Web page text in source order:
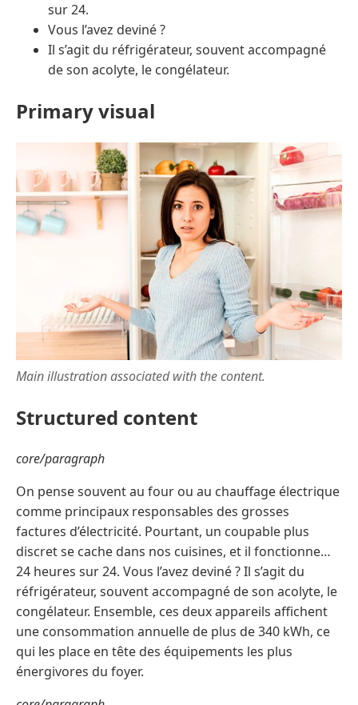
sur 24.
Vous l’avez deviné ?
Il s’agit du réfrigérateur, souvent accompagné
de son acolyte, le congélateur.
Primary visual
Main illustration associated with the content.
Structured content
core/paragraph
On pense souvent au four ou au chauffage électrique
comme principaux responsables des grosses
factures d’électricité. Pourtant, un coupable plus
discret se cache dans nos cuisines, et il fonctionne…
24 heures sur 24. Vous l’avez deviné ? Il s’agit du
réfrigérateur, souvent accompagné de son acolyte, le
congélateur. Ensemble, ces deux appareils affichent
une consommation annuelle de plus de 340 kWh, ce
qui les place en tête des équipements les plus
énergivores du foyer.